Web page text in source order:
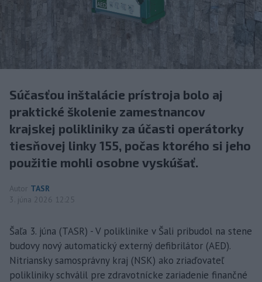
Súčasťou inštalácie prístroja bolo aj
praktické školenie zamestnancov
krajskej polikliniky za účasti operátorky
tiesňovej linky 155, počas ktorého si jeho
použitie mohli osobne vyskúšať.
Autor TASR
3. júna 2026 12:25
Šaľa 3. júna (TASR) - V poliklinike v Šali pribudol na stene
budovy nový automatický externý defibrilátor (AED).
Nitriansky samosprávny kraj (NSK) ako zriaďovateľ
polikliniky schválil pre zdravotnícke zariadenie finančné